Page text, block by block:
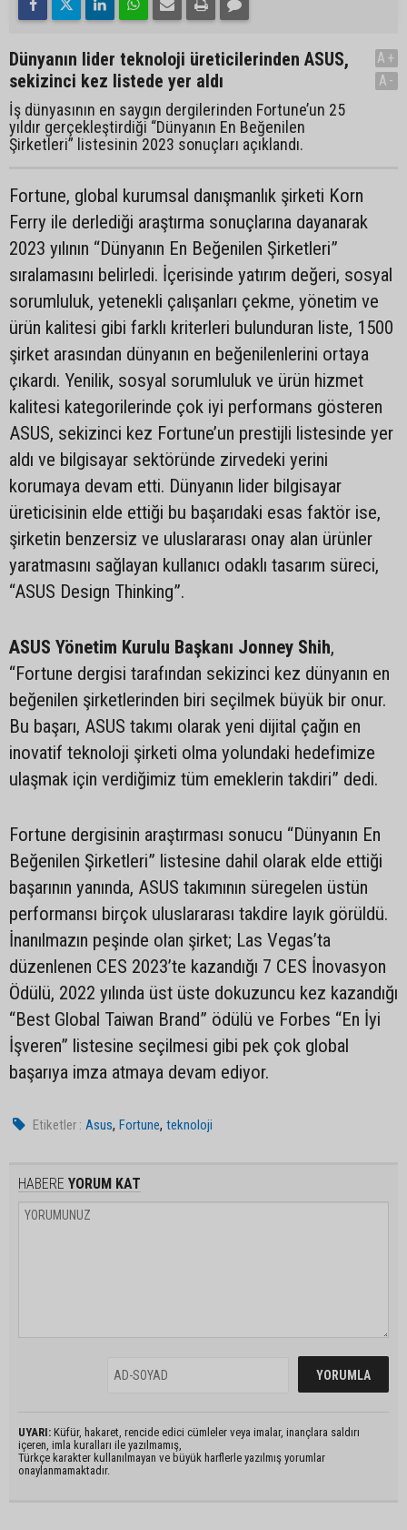
Dünyanın lider teknoloji üreticilerinden ASUS,
sekizinci kez listede yer aldı
İş dünyasının en saygın dergilerinden Fortune’un 25
yıldır gerçekleştirdiği “Dünyanın En Beğenilen
Şirketleri” listesinin 2023 sonuçları açıklandı.
A+
A-
Fortune, global kurumsal danışmanlık şirketi Korn
Ferry ile derlediği araştırma sonuçlarına dayanarak
2023 yılının “Dünyanın En Beğenilen Şirketleri”
sıralamasını belirledi. İçerisinde yatırım değeri, sosyal
sorumluluk, yetenekli çalışanları çekme, yönetim ve
ürün kalitesi gibi farklı kriterleri bulunduran liste, 1500
şirket arasından dünyanın en beğenilenlerini ortaya
çıkardı. Yenilik, sosyal sorumluluk ve ürün hizmet
kalitesi kategorilerinde çok iyi performans gösteren
ASUS, sekizinci kez Fortune’un prestijli listesinde yer
aldı ve bilgisayar sektöründe zirvedeki yerini
korumaya devam etti. Dünyanın lider bilgisayar
üreticisinin elde ettiği bu başarıdaki esas faktör ise,
şirketin benzersiz ve uluslararası onay alan ürünler
yaratmasını sağlayan kullanıcı odaklı tasarım süreci,
“ASUS Design Thinking”.
ASUS Yönetim Kurulu Başkanı Jonney Shih,
“Fortune dergisi tarafından sekizinci kez dünyanın en
beğenilen şirketlerinden biri seçilmek büyük bir onur.
Bu başarı, ASUS takımı olarak yeni dijital çağın en
inovatif teknoloji şirketi olma yolundaki hedefimize
ulaşmak için verdiğimiz tüm emeklerin takdiri” dedi.
Fortune dergisinin araştırması sonucu “Dünyanın En
Beğenilen Şirketleri” listesine dahil olarak elde ettiği
başarının yanında, ASUS takımının süregelen üstün
performansı birçok uluslararası takdire layık görüldü.
İnanılmazın peşinde olan şirket; Las Vegas’ta
düzenlenen CES 2023’te kazandığı 7 CES İnovasyon
Ödülü, 2022 yılında üst üste dokuzuncu kez kazandığı
“Best Global Taiwan Brand” ödülü ve Forbes “En İyi
İşveren” listesine seçilmesi gibi pek çok global
başarıya imza atmaya devam ediyor.
Etiketler : Asus,Fortune,teknoloji
HABERE YORUM KAT
UYARI: Küfür, hakaret, rencide edici cümleler veya imalar, inançlara saldırı
içeren, imla kuralları ile yazılmamış,
Türkçe karakter kullanılmayan ve büyük harflerle yazılmış yorumlar
onaylanmamaktadır.